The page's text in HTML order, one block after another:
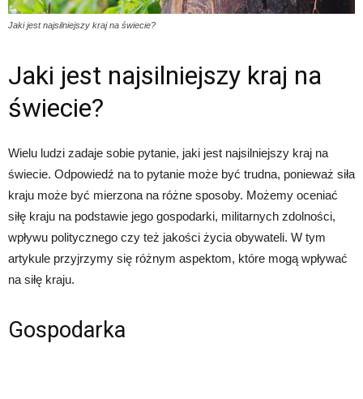
Jaki jest najsilniejszy kraj na świecie?
Jaki jest najsilniejszy kraj na
świecie?
Wielu ludzi zadaje sobie pytanie, jaki jest najsilniejszy kraj na
świecie. Odpowiedź na to pytanie może być trudna, ponieważ siła
kraju może być mierzona na różne sposoby. Możemy oceniać
siłę kraju na podstawie jego gospodarki, militarnych zdolności,
wpływu politycznego czy też jakości życia obywateli. W tym
artykule przyjrzymy się różnym aspektom, które mogą wpływać
na siłę kraju.
Gospodarka